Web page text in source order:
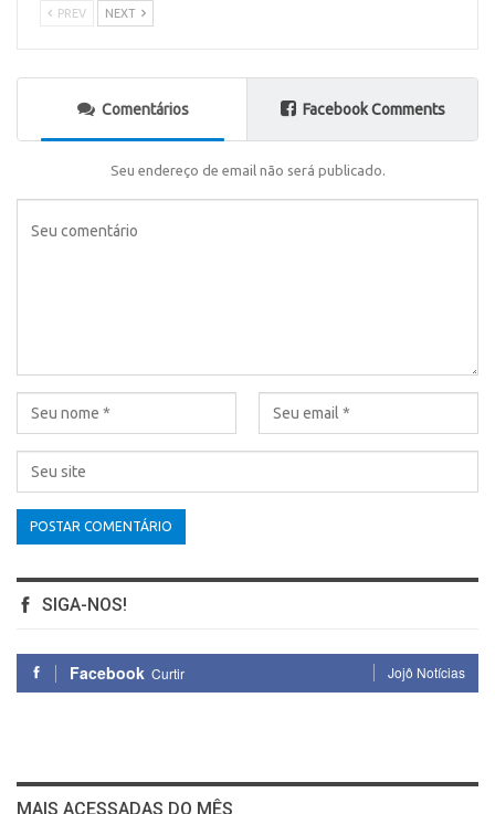
PREV NEXT
Comentários Facebook Comments
Seu endereço de email não será publicado.
SIGA-NOS!
Facebook Curtir Jojô Notícias
MAIS ACESSADAS DO MÊS